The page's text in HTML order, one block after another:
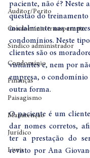
Auditor/Perito
Condomínio transparente
Sindico administrador
Condomínio
Finanças
Paisagismo
Manutenção
Jurídico
Livro
paciente, não é? Neste
questão do treinamento
inicialmente nas
condomínios. Neste
clientes são os
visitantes e, nem por
empresa, o condomínio
outra forma.
O paciente é um
dar nomes corretos,
ter a prestação do
revisto por Ana